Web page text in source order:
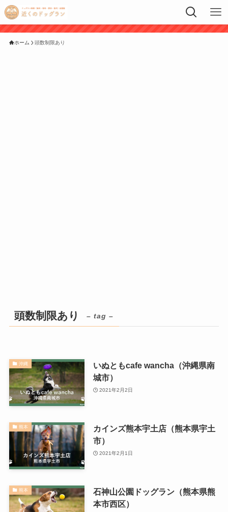
ホーム 頭数制限あり
頭数制限あり – tag –
沖縄
いぬともcafe wancha（沖縄県南
城市）
2021年2月2日
熊本
カインズ熊本宇土店（熊本県宇土
市）
2021年2月1日
熊本
石神山公園ドッグラン（熊本県熊
本市西区）